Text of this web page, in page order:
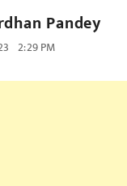
Pandey
2:29 PM